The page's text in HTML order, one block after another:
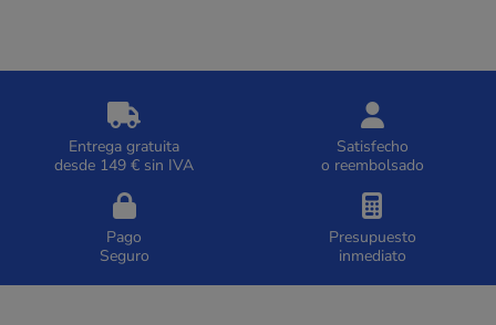
Entrega gratuita
desde 149 € sin IVA
Satisfecho
o reembolsado
Pago
Seguro
Presupuesto
inmediato